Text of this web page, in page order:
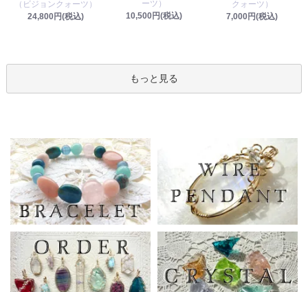
（ビジョンクォーツ）
24,800円(税込)
ーツ）
10,500円(税込)
クォーツ）
7,000円(税込)
もっと見る